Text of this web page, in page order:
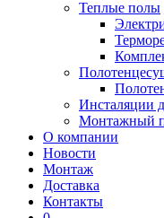
Теплые полы
Инсталяции
Монтажный
О компании
Новости
Монтаж
Доставка
Контакты